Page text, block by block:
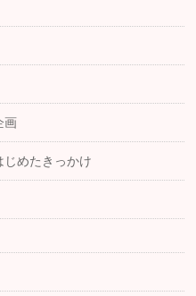
画
じめたきっかけ